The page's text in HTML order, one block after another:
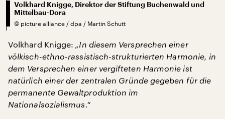
Volkhard Knigge, Direktor der Stiftung Buchenwald und
Mittelbau-Dora
© picture alliance / dpa / Martin Schutt
Volkhard Knigge: „In diesem Versprechen einer
völkisch-ethno-rassistisch-strukturierten Harmonie, in
dem Versprechen einer vergifteten Harmonie ist
natürlich einer der zentralen Gründe gegeben für die
permanente Gewaltproduktion im
Nationalsozialismus.“